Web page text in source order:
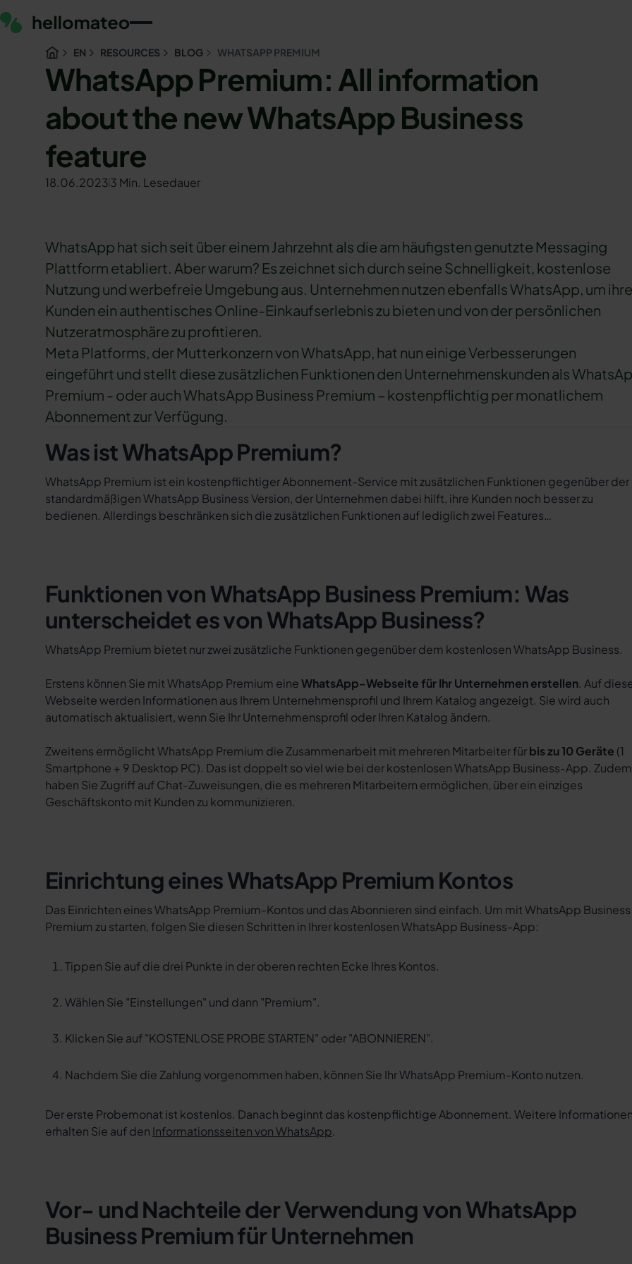
EN RESOURCES BLOG WHATSAPP PREMIUM
WhatsApp Premium: All information
about the new WhatsApp Business
feature
18.06.20233 Min. Lesedauer
WhatsApp hat sich seit über einem Jahrzehnt als die am häufigsten genutzte Messaging
Plattform etabliert. Aber warum? Es zeichnet sich durch seine Schnelligkeit, kostenlose
Nutzung und werbefreie Umgebung aus. Unternehmen nutzen ebenfalls WhatsApp, um
Kunden ein authentisches Online-Einkaufserlebnis zu bieten und von der persönlichen
Nutzeratmosphäre zu profitieren.
Meta Platforms, der Mutterkonzern von WhatsApp, hat nun einige Verbesserungen
eingeführt und stellt diese zusätzlichen Funktionen den Unternehmenskunden als
Premium - oder auch WhatsApp Business Premium – kostenpflichtig per monatlichem
Abonnement zur Verfügung.
Was ist WhatsApp Premium?
WhatsApp Premium ist ein kostenpflichtiger Abonnement-Service mit zusätzlichen Funktionen gegenüber der
standardmäßigen WhatsApp Business Version, der Unternehmen dabei hilft, ihre Kunden noch besser zu
bedienen. Allerdings beschränken sich die zusätzlichen Funktionen auf lediglich zwei Features…
Funktionen von WhatsApp Business Premium: Was
unterscheidet es von WhatsApp Business?
WhatsApp Premium bietet nur zwei zusätzliche Funktionen gegenüber dem kostenlosen WhatsApp Business.
Erstens können Sie mit WhatsApp Premium eineWhatsApp-Webseite für Ihr Unternehmen erstellen. Auf
Webseite werden Informationen aus Ihrem Unternehmensprofil und Ihrem Katalog angezeigt. Sie wird auch
automatisch aktualisiert, wenn Sie Ihr Unternehmensprofil oder Ihren Katalog ändern.
Zweitens ermöglicht WhatsApp Premium die Zusammenarbeit mit mehreren Mitarbeiter fürbis zu 10 Geräte (1
Smartphone + 9 Desktop PC). Das ist doppelt so viel wie bei der kostenlosen WhatsApp Business-App. Zudem
haben Sie Zugriff auf Chat-Zuweisungen, die es mehreren Mitarbeitern ermöglichen, über ein einziges
Geschäftskonto mit Kunden zu kommunizieren.
Einrichtung eines WhatsApp Premium Kontos
Das Einrichten eines WhatsApp Premium-Kontos und das Abonnieren sind einfach. Um mit WhatsApp Business
Premium zu starten, folgen Sie diesen Schritten in Ihrer kostenlosen WhatsApp Business-App:
Tippen Sie auf die drei Punkte in der oberen rechten Ecke Ihres Kontos.
Wählen Sie "Einstellungen" und dann "Premium".
Klicken Sie auf "KOSTENLOSE PROBE STARTEN" oder "ABONNIEREN".
Nachdem Sie die Zahlung vorgenommen haben, können Sie Ihr WhatsApp Premium-Konto nutzen.
Der erste Probemonat ist kostenlos. Danach beginnt das kostenpflichtige Abonnement. Weitere
erhalten Sie auf den Informationsseiten von WhatsApp.
Vor- und Nachteile der Verwendung von WhatsApp
Business Premium für Unternehmen